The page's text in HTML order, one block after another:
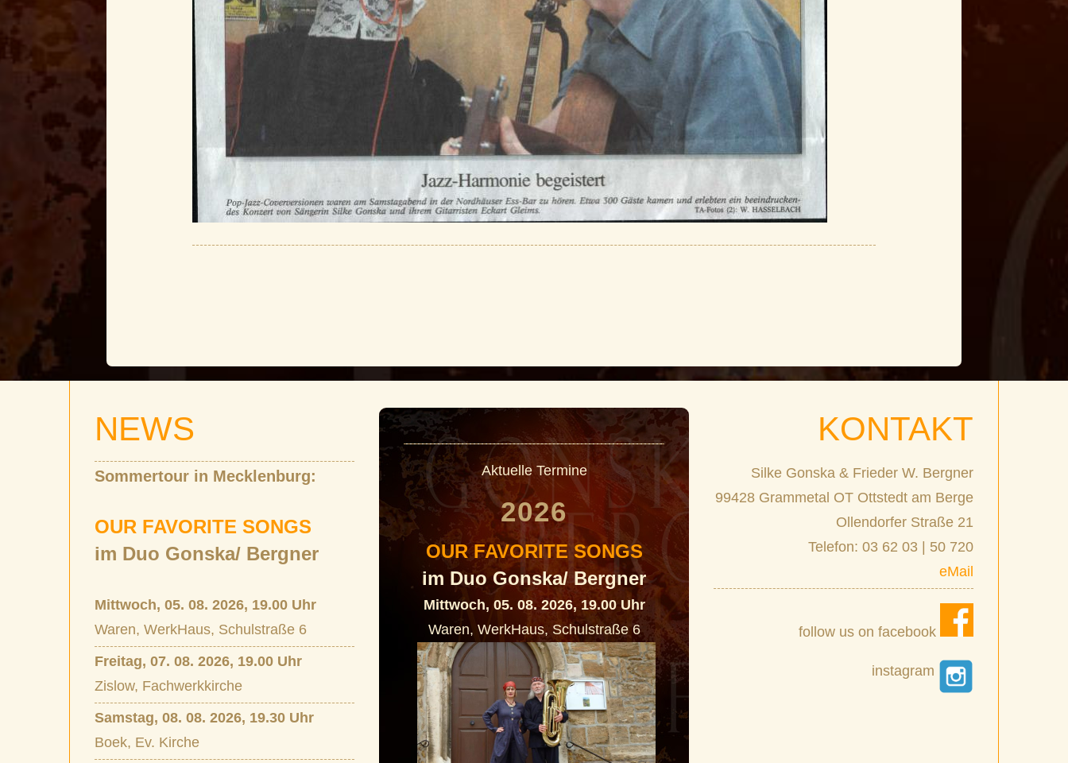
NEWS
Sommertour in Mecklenburg:
OUR FAVORITE SONGS
im Duo Gonska/ Bergner
Mittwoch, 05. 08. 2026, 19.00 Uhr
Waren, WerkHaus, Schulstraße 6
Freitag, 07. 08. 2026, 19.00 Uhr
Zislow, Fachwerkkirche
Samstag, 08. 08. 2026, 19.30 Uhr
Boek, Ev. Kirche
Aktuelle Termine
2026
OUR FAVORITE SONGS
im Duo Gonska/ Bergner
Mittwoch, 05. 08. 2026, 19.00 Uhr
Waren, WerkHaus, Schulstraße 6
KONTAKT
Silke Gonska & Frieder W. Bergner
99428 Grammetal OT Ottstedt am Berge
Ollendorfer Straße 21
Telefon: 03 62 03 | 50 720
eMail
follow us on facebook
instagram